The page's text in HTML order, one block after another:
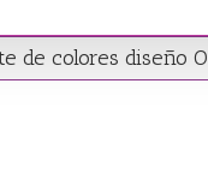
de colores diseño